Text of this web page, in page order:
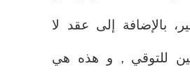
بالإضافة إلى عقد لا
للتوقي , و هذه هي